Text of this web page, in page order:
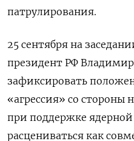
патрулирования.
25 сентября на
президент РФ
зафиксировать
«агрессия» со стороны
при поддержке
расцениваться как